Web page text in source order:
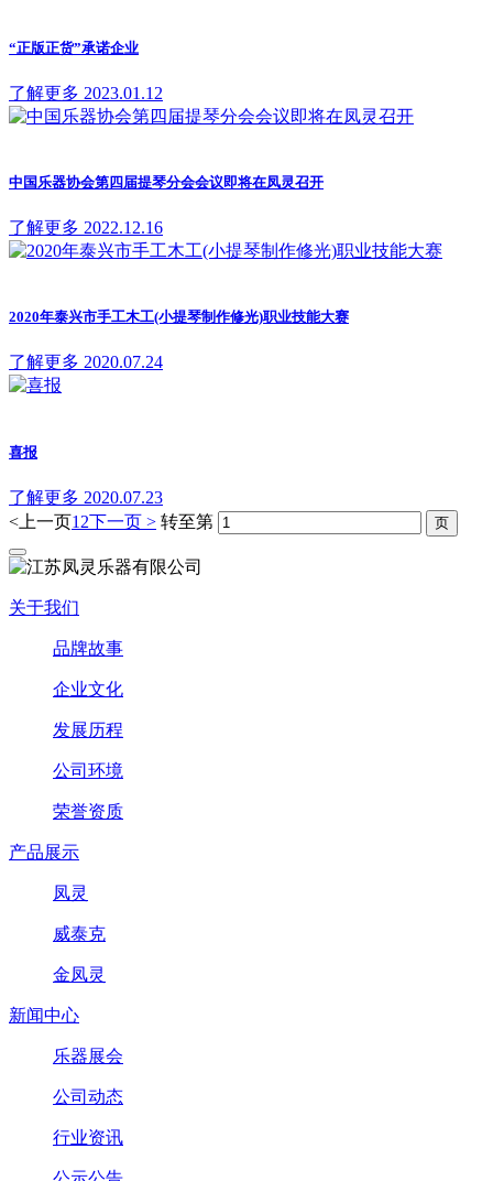
“正版正货”承诺企业
了解更多 2023.01.12
中国乐器协会第四届提琴分会会议即将在凤灵召开
了解更多 2022.12.16
2020年泰兴市手工木工(小提琴制作修光)职业技能大赛
了解更多 2020.07.24
喜报
了解更多 2020.07.23
<上一页1 2下一页 > 转至第
关于我们
品牌故事
企业文化
发展历程
公司环境
荣誉资质
产品展示
凤灵
威泰克
金凤灵
新闻中心
乐器展会
公司动态
行业资讯